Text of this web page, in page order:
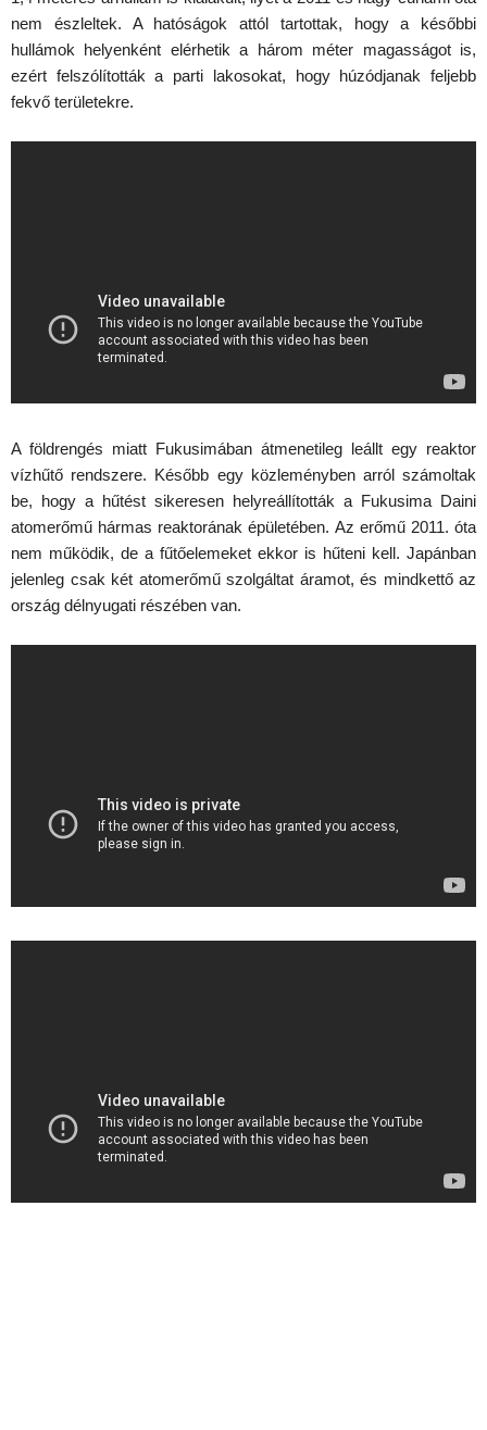
nem észleltek. A hatóságok attól tartottak, hogy a későbbi
hullámok helyenként elérhetik a három méter magasságot is,
ezért felszólították a parti lakosokat, hogy húzódjanak feljebb
fekvő területekre.
A földrengés miatt Fukusimában átmenetileg leállt egy reaktor
vízhűtő rendszere. Később egy közleményben arról számoltak
be, hogy a hűtést sikeresen helyreállították a Fukusima Daini
atomerőmű hármas reaktorának épületében. Az erőmű 2011. óta
nem működik, de a fűtőelemeket ekkor is hűteni kell. Japánban
jelenleg csak két atomerőmű szolgáltat áramot, és mindkettő az
ország délnyugati részében van.